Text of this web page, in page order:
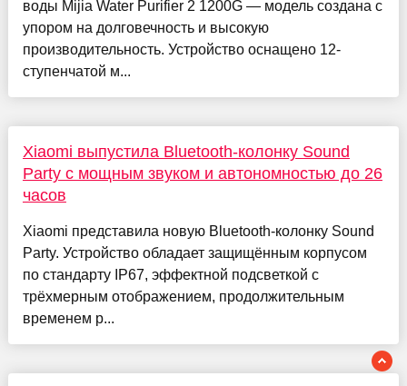
воды Mijia Water Purifier 2 1200G — модель создана с
упором на долговечность и высокую
производительность. Устройство оснащено 12-
ступенчатой м...
Xiaomi выпустила Bluetooth-колонку Sound
Party с мощным звуком и автономностью до 26
часов
Xiaomi представила новую Bluetooth-колонку Sound
Party. Устройство обладает защищённым корпусом
по стандарту IP67, эффектной подсветкой с
трёхмерным отображением, продолжительным
временем р...